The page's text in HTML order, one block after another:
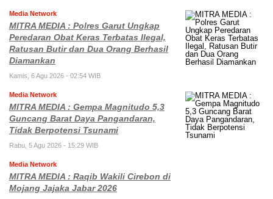
Media Network
MITRA MEDIA : Polres Garut Ungkap
Peredaran Obat Keras Terbatas Ilegal,
Ratusan Butir dan Dua Orang Berhasil
Diamankan
Kamis, 6 Agu 2026 - 02:54 WIB
Media Network
MITRA MEDIA : Gempa Magnitudo 5,3
Guncang Barat Daya Pangandaran,
Tidak Berpotensi Tsunami
Rabu, 5 Agu 2026 - 15:29 WIB
Media Network
MITRA MEDIA : Raqib Wakili Cirebon di
Mojang Jajaka Jabar 2026